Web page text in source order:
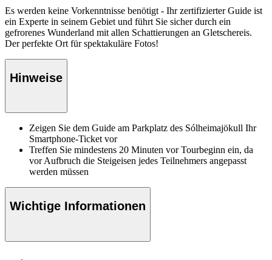
Es werden keine Vorkenntnisse benötigt - Ihr zertifizierter Guide ist
ein Experte in seinem Gebiet und führt Sie sicher durch ein
gefrorenes Wunderland mit allen Schattierungen an Gletschereis.
Der perfekte Ort für spektakuläre Fotos!
Hinweise
Zeigen Sie dem Guide am Parkplatz des Sólheimajökull Ihr
Smartphone-Ticket vor
Treffen Sie mindestens 20 Minuten vor Tourbeginn ein, da
vor Aufbruch die Steigeisen jedes Teilnehmers angepasst
werden müssen
Wichtige Informationen